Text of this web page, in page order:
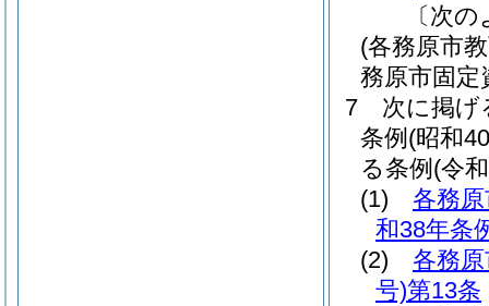
〔次
(各務原市
務原市固定
7
次に掲げ
条例 (昭和
る条例 (令
(1)
各務
和38年条
(2)
各務
号)第13条